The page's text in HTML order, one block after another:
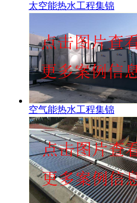
太空能热水工程集锦
空气能热水工程集锦